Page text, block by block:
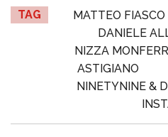
TAG MATTEO FIASCO
DANIELE
NIZZA
ASTIGIANO
NINETYNINE &